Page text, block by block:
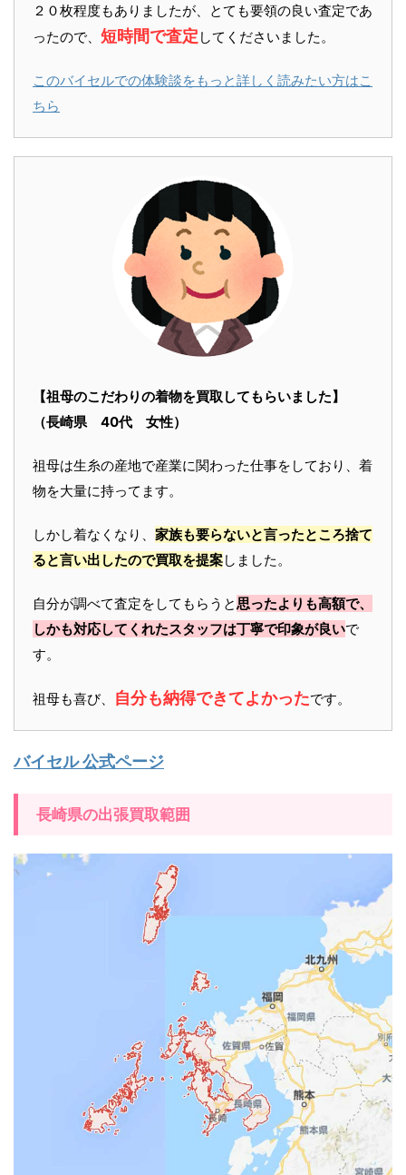
２０枚程度もありましたが、とても要領の良い査定であ
ったので、 短時間で査定 してくださいました。
このバイセルでの体験談をもっと詳しく読みたい方はこ
ちら
【祖母のこだわりの着物を買取してもらいました】
（長崎県 40代 女性）
祖母は生糸の産地で産業に関わった仕事をしており、着
物を大量に持ってます。
しかし着なくなり、 家族も要らないと言ったところ捨て
ると言い出したので買取を提案しました。
自分が調べて査定をしてもらうと思ったよりも高額で、
しかも対応してくれたスタッフは丁寧で印象が良いで
す。
祖母も喜び、 自分も納得できてよかったです。
バイセル 公式ページ
長崎県の出張買取範囲